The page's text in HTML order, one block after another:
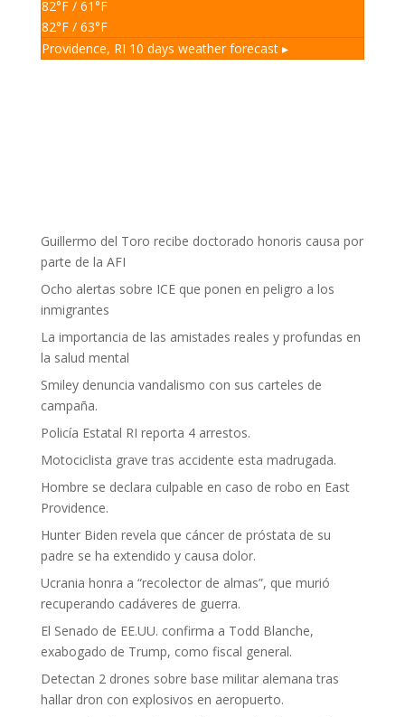
82°F/ 61°F
82°F/ 63°F
Providence, RI 10 days weather forecast ▸
Guillermo del Toro recibe doctorado honoris causa por
parte de la AFI
Ocho alertas sobre ICE que ponen en peligro a los
inmigrantes
La importancia de las amistades reales y profundas en
la salud mental
Smiley denuncia vandalismo con sus carteles de
campaña.
Policía Estatal RI reporta 4 arrestos.
Motociclista grave tras accidente esta madrugada.
Hombre se declara culpable en caso de robo en East
Providence.
Hunter Biden revela que cáncer de próstata de su
padre se ha extendido y causa dolor.
Ucrania honra a “recolector de almas”, que murió
recuperando cadáveres de guerra.
El Senado de EE.UU. confirma a Todd Blanche,
exabogado de Trump, como fiscal general.
Detectan 2 drones sobre base militar alemana tras
hallar dron con explosivos en aeropuerto.